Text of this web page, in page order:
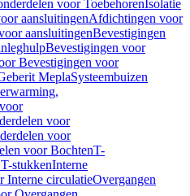
voor ToebehorenIsolatie
aansluitingenAfdichtingen voor
aansluitingenBevestigingen
Bevestigingen voor
Bevestigingen voor
MeplaSysteembuizen
voor
voor
voor BochtenT-
stukkenInterne
Interne circulatieOvergangen